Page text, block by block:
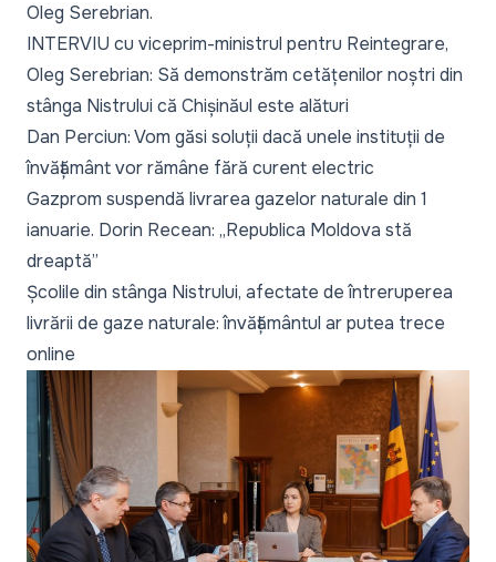
Oleg Serebrian.
INTERVIU cu viceprim-ministrul pentru Reintegrare,
Oleg Serebrian: Să demonstrăm cetățenilor noștri din
stânga Nistrului că Chișinăul este alături
Dan Perciun: Vom găsi soluții dacă unele instituții de
învățământ vor rămâne fără curent electric
Gazprom suspendă livrarea gazelor naturale din 1
ianuarie. Dorin Recean: „Republica Moldova stă
dreaptă”
Școlile din stânga Nistrului, afectate de întreruperea
livrării de gaze naturale: învățământul ar putea trece
online